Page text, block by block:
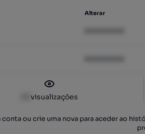
Alterar
visualizações
conta ou crie uma nova para aceder ao